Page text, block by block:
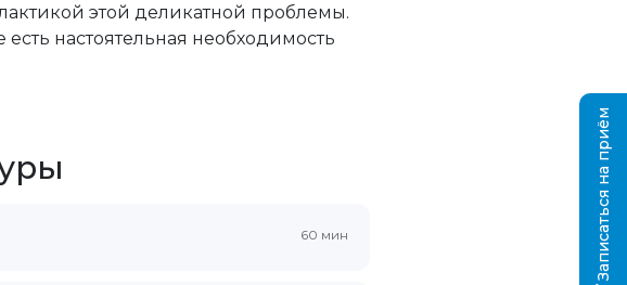
этой деликатной проблемы.
настоятельная необходимость
60 мин Записаться на приём